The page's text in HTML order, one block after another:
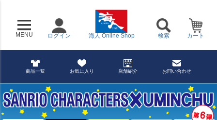
MENU 海人 Online Shop
ログイン 検索 カート
商品一覧 お気に入り 店舗紹介 お問い合わせ